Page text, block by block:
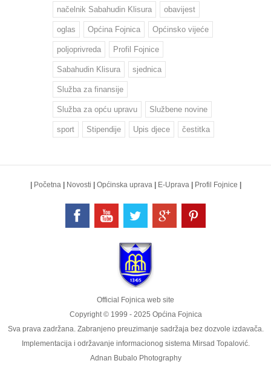
načelnik Sabahudin Klisura obavijest
oglas Općina Fojnica Općinsko vijeće
poljoprivreda Profil Fojnice
Sabahudin Klisura sjednica
Služba za finansije
Služba za opću upravu Službene novine
sport Stipendije Upis djece čestitka
| Početna | Novosti | Općinska uprava | E-Uprava | Profil Fojnice |
Official Fojnica web site
Copyright © 1999 - 2025 Općina Fojnica
Sva prava zadržana. Zabranjeno preuzimanje sadržaja bez dozvole izdavača.
Implementacija i održavanje informacionog sistema Mirsad Topalović.
Adnan Bubalo Photography